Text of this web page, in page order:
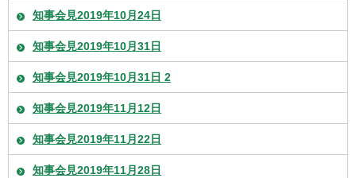
知事会見2019年10月24日
知事会見2019年10月31日
知事会見2019年10月31日 2
知事会見2019年11月12日
知事会見2019年11月22日
知事会見2019年11月28日